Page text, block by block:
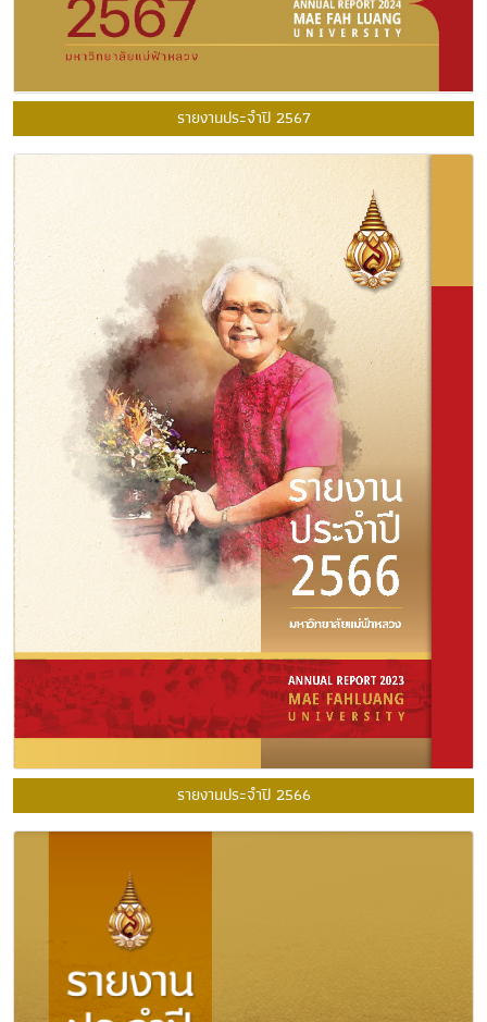
รายงานประจำปี 2567
รายงานประจำปี 2566